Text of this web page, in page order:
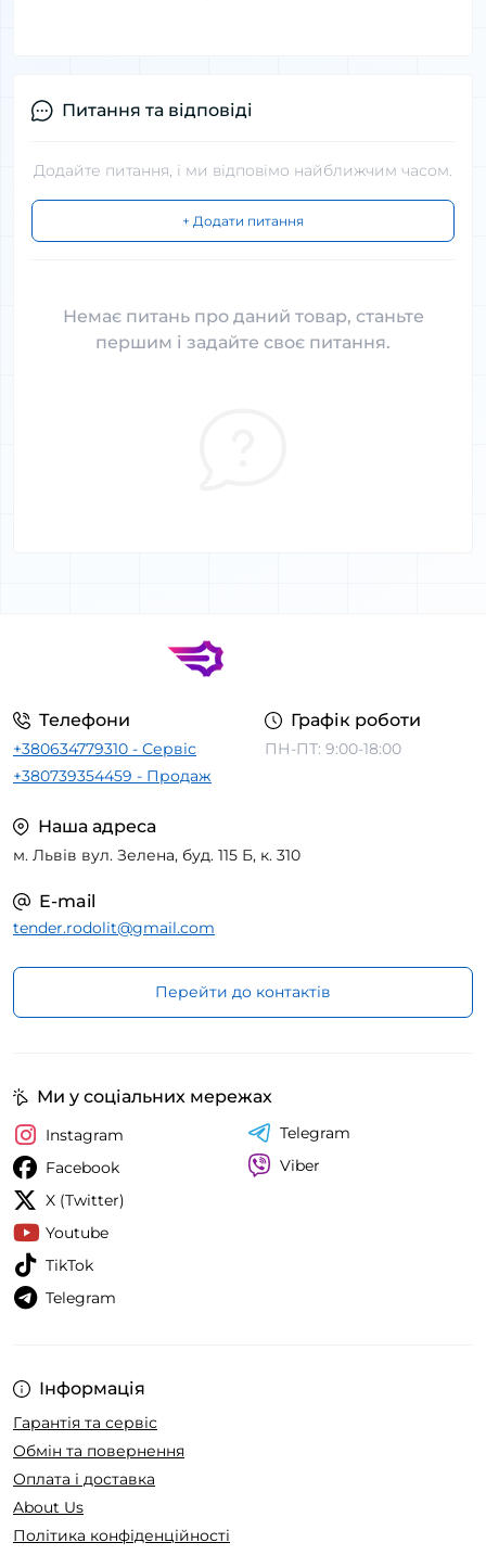
Питання та відповіді
Додайте питання, і ми відповімо найближчим часом.
+ Додати питання
Немає питань про даний товар, станьте
першим і задайте своє питання.
Телефони
+380634779310 - Сервіс
+380739354459 - Продаж
Графік роботи
ПН-ПТ: 9:00-18:00
Наша адреса
м. Львів вул. Зелена, буд. 115 Б, к. 310
E-mail
tender.rodolit@gmail.com
Перейти до контактів
Інформація
Гарантія та сервіс
Обмін та повернення
Оплата і доставка
About Us
Політика конфіденційності
Ми у соціальних мережах
Instagram
Facebook
X (Twitter)
Youtube
TikTok
Telegram
Telegram
Viber